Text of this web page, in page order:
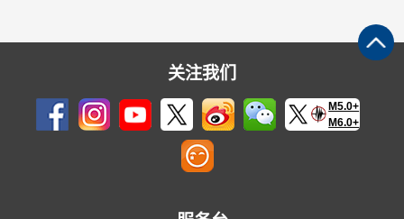
关注我们
M5.0+
M6.0+